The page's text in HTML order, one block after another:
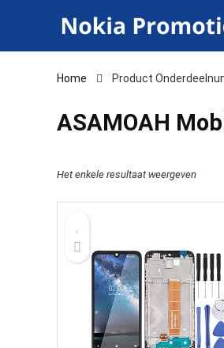
Home Product
‎ASAMOAH
Het enkele resultaat weergeven